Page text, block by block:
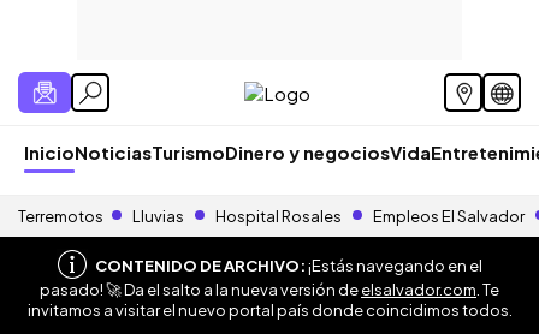
InicioNoticiasTurismoDinero y negociosVida
Terremotos Lluvias Hospital Rosales Empleos El Salvador
CONTENIDO DE ARCHIVO:¡Estás navegando en el
pasado! 🚀 Da el salto a la nueva versión deelsalvador.com . Te
invitamos a visitar el nuevo portal país donde coincidimos todos.